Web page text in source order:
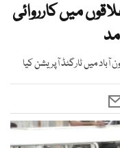
میں کارروائی
میں ٹارگٹڈ آپریشن کیا